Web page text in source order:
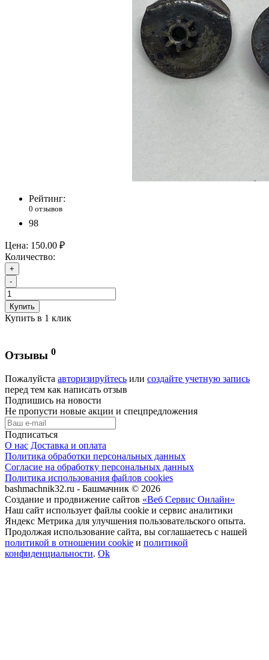
Рейтинг:
0 отзывов
98
Цена: 150.00 ₽
Количество:
+
-
Купить
Купить в 1 клик
Отзывы 0
Пожалуйста авторизируйтесь или создайте учетную запись
перед тем как написать отзыв
Подпишись на новости
Не пропусти новые акции и спецпредложения
Подписаться
О нас Доставка и оплата
Политика обработки персональных данных
Согласие на обработку персональных данных
Политика использования файлов cookies
bashmachnik32.ru - Башмачник © 2026
Создание и продвижение сайтов «Веб Сервис Онлайн»
Наш сайт использует файлы cookie и сервис аналитики
Яндекс Метрика для улучшения пользовательского опыта.
Продолжая использование сайта, вы соглашаетесь с нашей
политикой в отношении cookie и политикой
конфиденциальности. Ok